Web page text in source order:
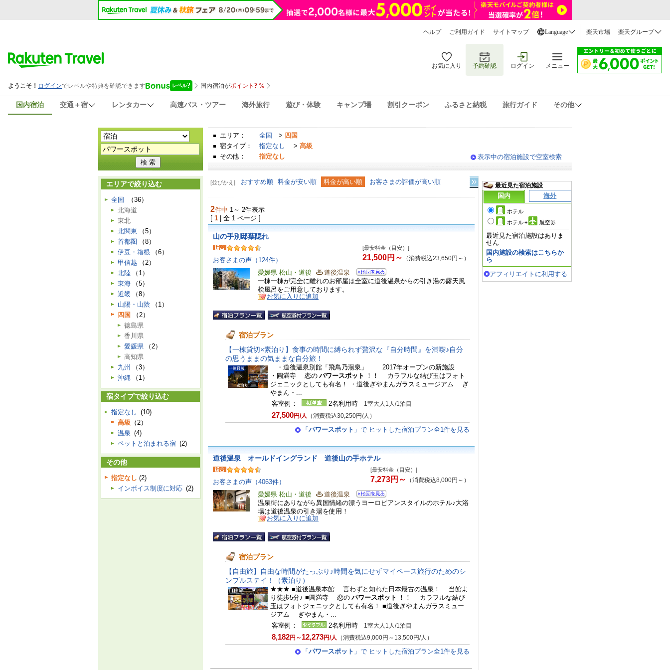
ヘルプ ご利用ガイド サイトマップ Language 楽天市場 楽天グループ
お気に入り 予約確認 ログイン メニュー
国内宿泊 交通＋宿 レンタカー 高速バス・ツアー 海外旅行 遊び・体験 キャンプ場 割引クーポン ふるさと納税 旅行ガイド その他
エリア： 全国 > 四国
宿タイプ：
指定なし > 高級
その他：
指定なし 表示中の宿泊施設で空室検索
エリアで絞り込む
全国
（36）
北海道
東北
北関東
（5）
首都圏
（8）
伊豆・箱根
（6）
甲信越
（2）
北陸
（1）
東海
（5）
近畿
（8）
山陽・山陰
（1）
四国
（2）
徳島県
香川県
愛媛県
（2）
高知県
九州
（3）
沖縄
（1）
宿タイプで絞り込む
指定なし (10)
高級 （2）
温泉 (4)
ペットと泊まれる宿 (2)
その他
指定なし (2)
インボイス制度に対応 (2)
[並びかえ] おすすめ順 料金が安い順 料金が高い順 お客さまの評価が高い順
2件中 1～ 2件表示
[ 1 | 全 1 ページ ]
山の手別邸葉隠れ
お客さまの声（124件）
[最安料金（目安）]
21,500円～ （消費税込23,650円～）
愛媛県 松山・道後
道後温泉
一棟一棟が完全に離れのお部屋は全室に道後温泉からの引き湯の露天風
桧風呂をご用意しております。
お気に入りに追加
宿泊プラン
【一棟貸切×素泊り】食事の時間に縛られず贅沢な『自分時間』を満喫♪自分
の思うままの気ままな自分旅！
・道後温泉別館「飛鳥乃湯泉」 2017年オープンの新施設
・圓満寺 恋の パワースポット
！！ カラフルな結び玉はフォト
ジェニックとしても有名！ ・道後ぎやまんガラスミュージアム ぎ
やまん・...
客室例：
2名利用時 1室大人1人/1泊目
27,500円/人 （消費税込30,250円/人）
「 パワースポット 」で ヒットした宿泊プラン全1件を見る
道後温泉 オールドイングランド 道後山の手ホテル
お客さまの声（4063件）
[最安料金（目安）]
7,273円～ （消費税込8,000円～）
愛媛県 松山・道後
道後温泉
温泉街にありながら異国情緒の漂うヨーロピアンスタイルのホテル♪大浴
場は道後温泉の引き湯を使用！
お気に入りに追加
宿泊プラン
【自由旅】自由な時間がたっぷり♪時間を気にせずマイペース旅行のためのシ
ンプルステイ！（素泊り）
★★★ ■道後温泉本館 言わずと知れた日本最古の温泉！ 当館よ
り徒歩5分♪ ■圓満寺 恋の パワースポット
！！ カラフルな結び
玉はフォトジェニックとしても有名！ ■道後ぎやまんガラスミュー
ジアム ぎやまん・...
客室例：
2名利用時 1室大人1人/1泊目
8,182円～ 12,273円/人 （消費税込9,000円～13,500円/人）
「 パワースポット 」で ヒットした宿泊プラン全1件を見る
最近見た宿泊施設
国内
海外
ホテル
ホテル+ 航空券
最近見た宿泊施設はありま
せん
国内施設の検索はこちらか
ら
アフィリエイトに利用する